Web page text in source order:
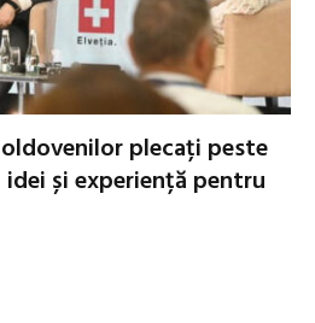
plecați peste
și experiență pentru